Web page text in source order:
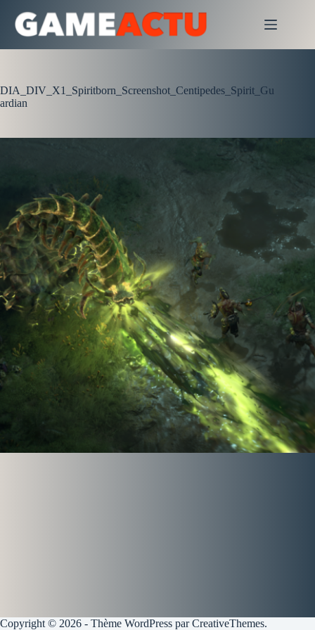
contenu
DIA_DIV_X1_Spiritborn_Screenshot_Centipedes_Spirit_Gu
ardian
Copyright © 2026 - Thème WordPress parCreativeThemes.